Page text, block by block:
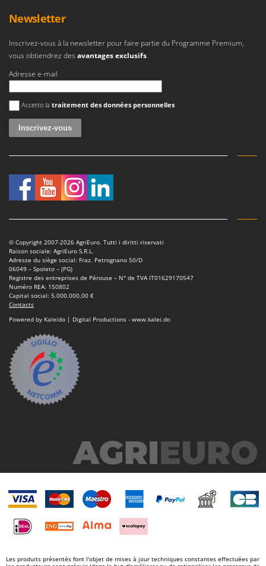
Newsletter
Inscrivez-vous à la newsletter pour faire partie du Programme Premium,
vous obtiendrez des avantages exclusifs.
Adresse e-mail
Une erreur est survenue
Accetto la traitement des données personnelles
© Copyright 2007-2026 AgriEuro. Tutti i diritti riservati
Raison sociale: AgriEuro S.R.L.
Adresse du siège social: Fraz. Petrognano 50/D
06049 – Spoleto – (PG)
Registre des entreprises de Pérouse – N° de TVA IT01629170547
Numéro REA: 150802
Capital social: 5.000.000,00 €
Contacts
Powered by Kaleido | Digital Productions - www.kalei.do
Les produits présentés font l'objet de mises à jour techniques constantes effectuées par